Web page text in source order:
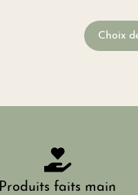
Choix
Produits faits main